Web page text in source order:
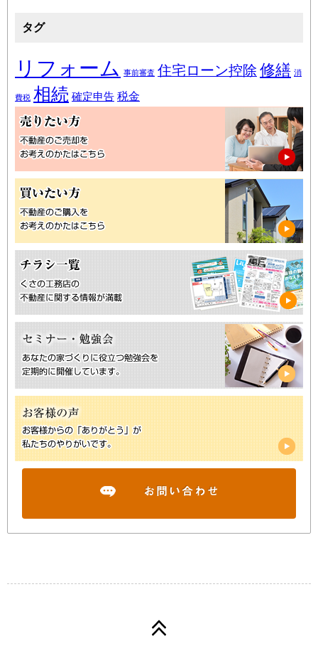
タグ
リフォーム 事前審査 住宅ローン控除 修繕 消
費税 相続 確定申告 税金